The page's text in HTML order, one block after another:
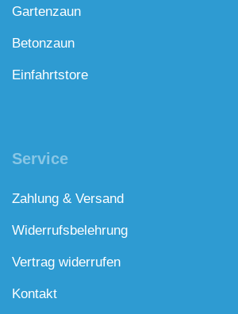
Gartenzaun
Betonzaun
Einfahrtstore
Service
Zahlung & Versand
Widerrufsbelehrung
Vertrag widerrufen
Kontakt